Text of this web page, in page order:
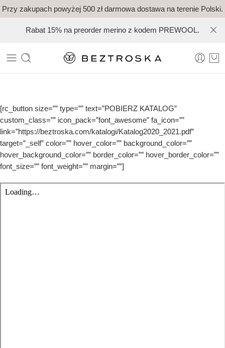
Przy zakupach powyżej 500 zł darmowa dostawa na terenie Polski.
Rabat 15% na preorder merino z kodem PREWOOL.
[rc_button size=”” type=”” text=”POBIERZ KATALOG”
custom_class=”” icon_pack=”font_awesome” fa_icon=””
link=”https://beztroska.com/katalogi/Katalog2020_2021.pdf”
target=”_self” color=”” hover_color=”” background_color=””
hover_background_color=”” border_color=”” hover_border_color=””
font_size=”” font_weight=”” margin=””]